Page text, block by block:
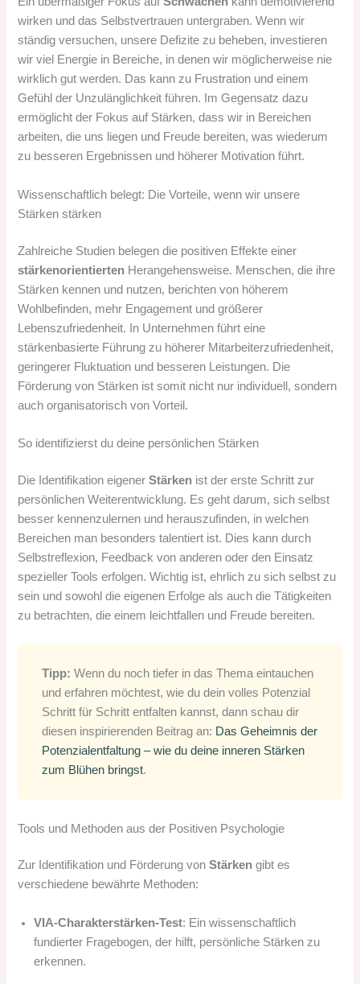
wirken und das Selbstvertrauen untergraben. Wenn wir
ständig versuchen, unsere Defizite zu beheben, investieren
wir viel Energie in Bereiche, in denen wir möglicherweise nie
wirklich gut werden. Das kann zu Frustration und einem
Gefühl der Unzulänglichkeit führen. Im Gegensatz dazu
ermöglicht der Fokus auf Stärken, dass wir in Bereichen
arbeiten, die uns liegen und Freude bereiten, was wiederum
zu besseren Ergebnissen und höherer Motivation führt.
Wissenschaftlich belegt: Die Vorteile, wenn wir unsere
Stärken stärken
Zahlreiche Studien belegen die positiven Effekte einer
stärkenorientierten Herangehensweise. Menschen, die ihre
Stärken kennen und nutzen, berichten von höherem
Wohlbefinden, mehr Engagement und größerer
Lebenszufriedenheit. In Unternehmen führt eine
stärkenbasierte Führung zu höherer Mitarbeiterzufriedenheit,
geringerer Fluktuation und besseren Leistungen. Die
Förderung von Stärken ist somit nicht nur individuell, sondern
auch organisatorisch von Vorteil.
So identifizierst du deine persönlichen Stärken
Die Identifikation eigenerStärken ist der erste Schritt zur
persönlichen Weiterentwicklung. Es geht darum, sich selbst
besser kennenzulernen und herauszufinden, in welchen
Bereichen man besonders talentiert ist. Dies kann durch
Selbstreflexion, Feedback von anderen oder den Einsatz
spezieller Tools erfolgen. Wichtig ist, ehrlich zu sich selbst zu
sein und sowohl die eigenen Erfolge als auch die Tätigkeiten
zu betrachten, die einem leichtfallen und Freude bereiten.
Tipp: Wenn du noch tiefer in das Thema eintauchen
und erfahren möchtest, wie du dein volles Potenzial
Schritt für Schritt entfalten kannst, dann schau dir
diesen inspirierenden Beitrag an: Das Geheimnis der
Potenzialentfaltung – wie du deine inneren Stärken
zum Blühen bringst.
Tools und Methoden aus der Positiven Psychologie
Zur Identifikation und Förderung vonStärken gibt es
verschiedene bewährte Methoden:
VIA-Charakterstärken-Test: Ein wissenschaftlich
fundierter Fragebogen, der hilft, persönliche Stärken zu
erkennen.